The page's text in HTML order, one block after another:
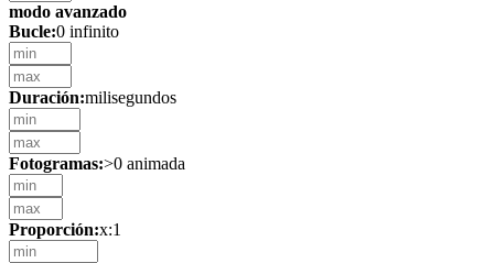
modo avanzado
Bucle:0 infinito
Duración:milisegundos
Fotogramas:>0 animada
Proporción:x:1